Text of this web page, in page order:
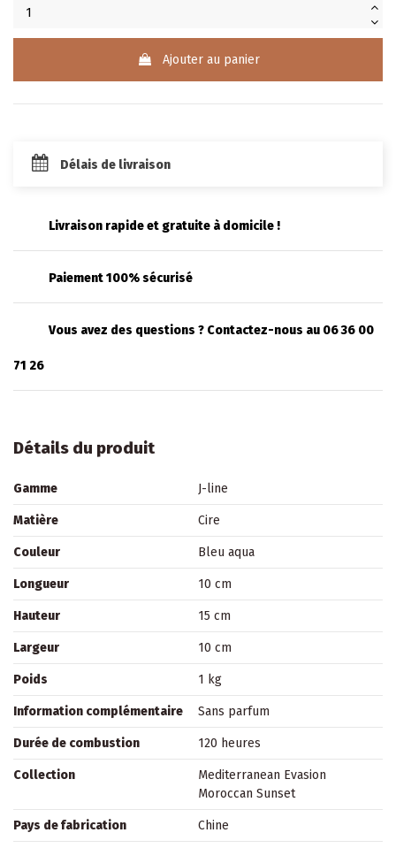
Ajouter au panier
Délais de livraison
Livraison rapide et gratuite à domicile !
Paiement 100% sécurisé
Vous avez des questions ? Contactez-nous au 06 36 00
71 26
Détails du produit
Gamme J-line
Matière Cire
Couleur Bleu aqua
Longueur 10 cm
Hauteur 15 cm
Largeur 10 cm
Poids 1 kg
Information complémentaire Sans parfum
Durée de combustion 120 heures
Collection
Mediterranean Evasion
Moroccan Sunset
Pays de fabrication Chine